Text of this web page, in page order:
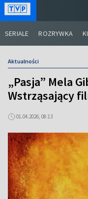
SERIALE ROZRYWKA
Aktualności
„Pasja” Mela
Wstrząsający
01.04.2026, 08:13